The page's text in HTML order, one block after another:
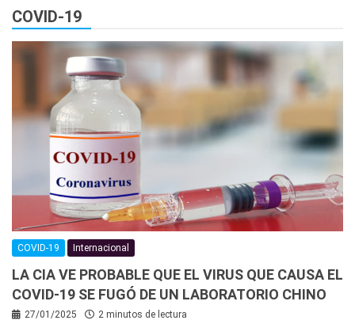
COVID-19
COVID-19 Internacional
LA CIA VE PROBABLE QUE EL VIRUS QUE CAUSA EL
COVID-19 SE FUGÓ DE UN LABORATORIO CHINO
27/01/2025 2 minutos de lectura